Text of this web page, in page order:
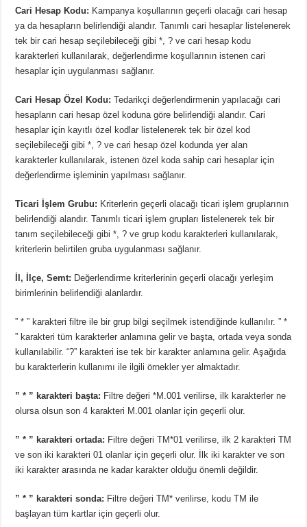
Cari Hesap Kodu: Kampanya koşullarının geçerli olacağı cari hesap
ya da hesapların belirlendiği alandır. Tanımlı cari hesaplar listelenerek
tek bir cari hesap seçilebileceği gibi *, ? ve cari hesap kodu
karakterleri kullanılarak, değerlendirme koşullarının istenen cari
hesaplar için uygulanması sağlanır.
Cari Hesap Özel Kodu: Tedarikçi değerlendirmenin yapılacağı cari
hesapların cari hesap özel koduna göre belirlendiği alandır. Cari
hesaplar için kayıtlı özel kodlar listelenerek tek bir özel kod
seçilebileceği gibi *, ? ve cari hesap özel kodunda yer alan
karakterler kullanılarak, istenen özel koda sahip cari hesaplar için
değerlendirme işleminin yapılması sağlanır.
Ticari İşlem Grubu: Kriterlerin geçerli olacağı ticari işlem gruplarının
belirlendiği alandır. Tanımlı ticari işlem grupları listelenerek tek bir
tanım seçilebileceği gibi *, ? ve grup kodu karakterleri kullanılarak,
kriterlerin belirtilen gruba uygulanması sağlanır.
İl, İlçe, Semt: Değerlendirme kriterlerinin geçerli olacağı yerleşim
birimlerinin belirlendiği alanlardır.
” * ” karakteri filtre ile bir grup bilgi seçilmek istendiğinde kullanılır. ” *
” karakteri tüm karakterler anlamına gelir ve başta, ortada veya sonda
kullanılabilir. “?” karakteri ise tek bir karakter anlamına gelir. Aşağıda
bu karakterlerin kullanımı ile ilgili örnekler yer almaktadır.
” * ” karakteri başta: Filtre değeri *M.001 verilirse, ilk karakterler ne
olursa olsun son 4 karakteri M.001 olanlar için geçerli olur.
” * ” karakteri ortada: Filtre değeri TM*01 verilirse, ilk 2 karakteri TM
ve son iki karakteri 01 olanlar için geçerli olur. İlk iki karakter ve son
iki karakter arasında ne kadar karakter olduğu önemli değildir.
” * ” karakteri sonda: Filtre değeri TM* verilirse, kodu TM ile
başlayan tüm kartlar için geçerli olur.